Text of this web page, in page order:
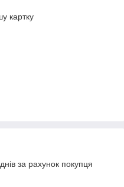
картку
за рахунок покупця